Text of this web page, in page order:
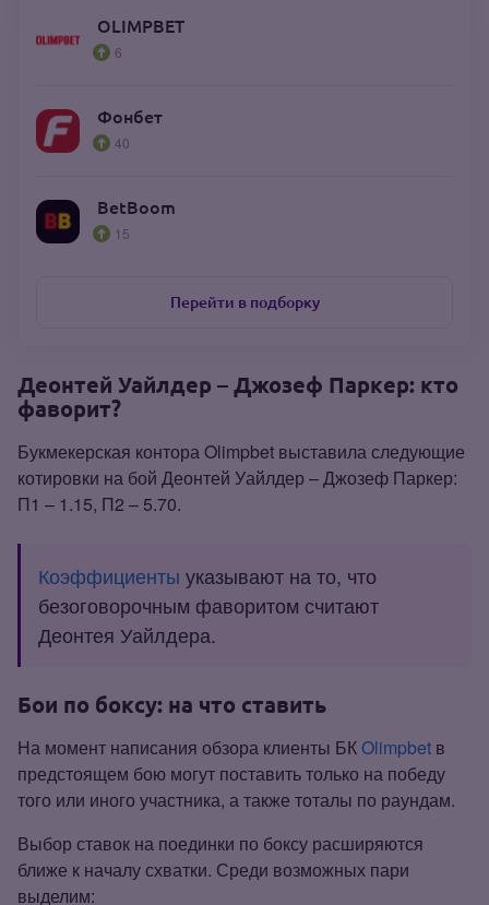
OLIMPBET
6
Фонбет
40
BetBoom
15
Перейти в подборку
Деонтей Уайлдер – Джозеф Паркер: кто
фаворит?
Букмекерская контора Olimpbet выставила следующие
котировки на бой Деонтей Уайлдер – Джозеф Паркер:
П1 – 1.15, П2 – 5.70.
Коэффициенты указывают на то, что
безоговорочным фаворитом считают
Деонтея Уайлдера.
Бои по боксу: на что ставить
На момент написания обзора клиенты БКOlimpbet в
предстоящем бою могут поставить только на победу
того или иного участника, а также тоталы по раундам.
Выбор ставок на поединки по боксу расширяются
ближе к началу схватки. Среди возможных пари
выделим: